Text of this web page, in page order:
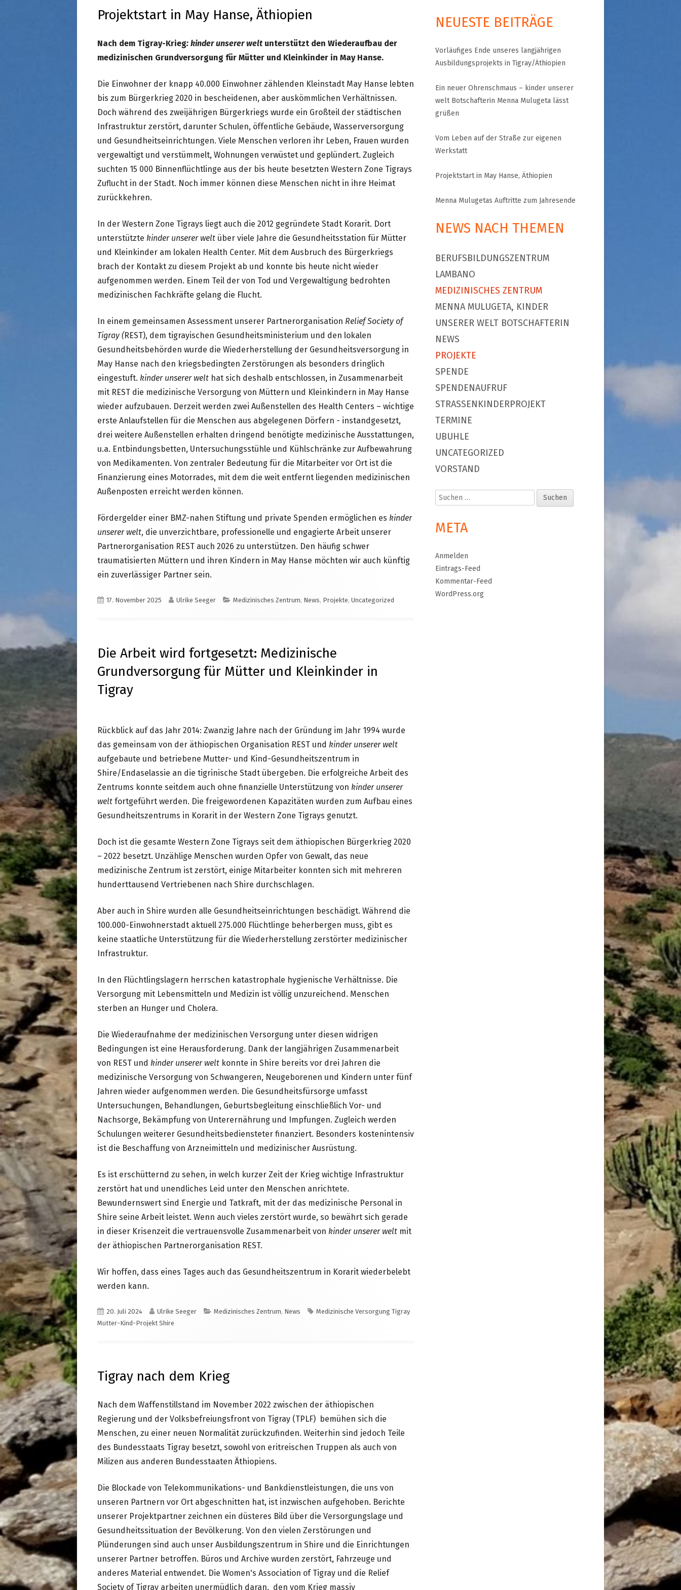
SO WURDE GEHOLFEN…SÜDAFRIKA — PFLEGEEINRICHTUNG FÜR
SÜDAFRIKA — SCHUL- UND
ABGESCHLOSSENE PROJEKTE
ÄTHIOPIEN – AUSBILDUNGSZENTRUM FÜR
MÜTTER IN NOT
MUTTER-KIND-KLINIK IN ENDASELASSIE
ÄTHIOPIEN — MEDIZINISCHE HILFE FÜR
MUTTER UND KIND
MEDIZINISCHE HILFE FÜR MÜTTER UND
KINDER – WIR BLEIBEN DRAN!
MENNA MULUGETA
SATZUNG UND LEITLINIEN
IMPRESSUM
DATENSCHUTZERKLÄRUNG
FOR CHILDREN IN MISERY
Projektstart in May Hanse, Äthiopien
Nach dem Tigray-Krieg: kinder unserer welt unterstützt den Wiederaufbau der
medizinischen Grundversorgung für Mütter und Kleinkinder in May Hanse.
Die Einwohner der knapp 40.000 Einwohner zählenden Kleinstadt May Hanse lebten
bis zum Bürgerkrieg 2020 in bescheidenen, aber auskömmlichen Verhältnissen.
Doch während des zweijährigen Bürgerkriegs wurde ein Großteil der städtischen
Infrastruktur zerstört, darunter Schulen, öffentliche Gebäude, Wasserversorgung
und Gesundheitseinrichtungen. Viele Menschen verloren ihr Leben, Frauen wurden
vergewaltigt und verstümmelt, Wohnungen verwüstet und geplündert. Zugleich
suchten 15 000 Binnenflüchtlinge aus der bis heute besetzten Western Zone Tigrays
Zuflucht in der Stadt. Noch immer können diese Menschen nicht in ihre Heimat
zurückkehren.
In der Western Zone Tigrays liegt auch die 2012 gegründete Stadt Korarit. Dort
unterstützte kinder unserer welt über viele Jahre die Gesundheitsstation für Mütter
und Kleinkinder am lokalen Health Center. Mit dem Ausbruch des Bürgerkriegs
brach der Kontakt zu diesem Projekt ab und konnte bis heute nicht wieder
aufgenommen werden. Einem Teil der von Tod und Vergewaltigung bedrohten
medizinischen Fachkräfte gelang die Flucht.
In einem gemeinsamen Assessment unserer Partnerorganisation Relief Society of
Tigray (REST), dem tigrayischen Gesundheitsministerium und den lokalen
Gesundheitsbehörden wurde die Wiederherstellung der Gesundheitsversorgung in
May Hanse nach den kriegsbedingten Zerstörungen als besonders dringlich
eingestuft. kinder unserer welt hat sich deshalb entschlossen, in Zusammenarbeit
mit REST die medizinische Versorgung von Müttern und Kleinkindern in May Hanse
wieder aufzubauen. Derzeit werden zwei Außenstellen des Health Centers – wichtige
erste Anlaufstellen für die Menschen aus abgelegenen Dörfern - instandgesetzt,
drei weitere Außenstellen erhalten dringend benötigte medizinische Ausstattungen,
u.a. Entbindungsbetten, Untersuchungsstühle und Kühlschränke zur Aufbewahrung
von Medikamenten. Von zentraler Bedeutung für die Mitarbeiter vor Ort ist die
Finanzierung eines Motorrades, mit dem die weit entfernt liegenden medizinischen
Außenposten erreicht werden können.
Fördergelder einer BMZ-nahen Stiftung und private Spenden ermöglichen es kinder
unserer welt, die unverzichtbare, professionelle und engagierte Arbeit unserer
Partnerorganisation REST auch 2026 zu unterstützen. Den häufig schwer
traumatisierten Müttern und ihren Kindern in May Hanse möchten wir auch künftig
ein zuverlässiger Partner sein.
Veröffentlicht
17. November 2025 Autor
Ulrike Seeger Kategorien
Medizinisches Zentrum, News, Projekte, Uncategorized
Die Arbeit wird fortgesetzt: Medizinische
Grundversorgung für Mütter und Kleinkinder in
Tigray
Rückblick auf das Jahr 2014: Zwanzig Jahre nach der Gründung im Jahr 1994 wurde
das gemeinsam von der äthiopischen Organisation REST und kinder unserer welt
aufgebaute und betriebene Mutter- und Kind-Gesundheitszentrum in
Shire/Endaselassie an die tigrinische Stadt übergeben. Die erfolgreiche Arbeit des
Zentrums konnte seitdem auch ohne finanzielle Unterstützung von kinder unserer
welt fortgeführt werden. Die freigewordenen Kapazitäten wurden zum Aufbau eines
Gesundheitszentrums in Korarit in der Western Zone Tigrays genutzt.
Doch ist die gesamte Western Zone Tigrays seit dem äthiopischen Bürgerkrieg 2020
– 2022 besetzt. Unzählige Menschen wurden Opfer von Gewalt, das neue
medizinische Zentrum ist zerstört, einige Mitarbeiter konnten sich mit mehreren
hunderttausend Vertriebenen nach Shire durchschlagen.
Aber auch in Shire wurden alle Gesundheitseinrichtungen beschädigt. Während die
100.000-Einwohnerstadt aktuell 275.000 Flüchtlinge beherbergen muss, gibt es
keine staatliche Unterstützung für die Wiederherstellung zerstörter medizinischer
Infrastruktur.
In den Flüchtlingslagern herrschen katastrophale hygienische Verhältnisse. Die
Versorgung mit Lebensmitteln und Medizin ist völlig unzureichend. Menschen
sterben an Hunger und Cholera.
Die Wiederaufnahme der medizinischen Versorgung unter diesen widrigen
Bedingungen ist eine Herausforderung. Dank der langjährigen Zusammenarbeit
von REST und kinder unserer welt konnte in Shire bereits vor drei Jahren die
medizinische Versorgung von Schwangeren, Neugeborenen und Kindern unter fünf
Jahren wieder aufgenommen werden. Die Gesundheitsfürsorge umfasst
Untersuchungen, Behandlungen, Geburtsbegleitung einschließlich Vor- und
Nachsorge, Bekämpfung von Unterernährung und Impfungen. Zugleich werden
Schulungen weiterer Gesundheitsbediensteter finanziert. Besonders kostenintensiv
ist die Beschaffung von Arzneimitteln und medizinischer Ausrüstung.
Es ist erschütternd zu sehen, in welch kurzer Zeit der Krieg wichtige Infrastruktur
zerstört hat und unendliches Leid unter den Menschen anrichtete.
Bewundernswert sind Energie und Tatkraft, mit der das medizinische Personal in
Shire seine Arbeit leistet. Wenn auch vieles zerstört wurde, so bewährt sich gerade
in dieser Krisenzeit die vertrauensvolle Zusammenarbeit von kinder unserer welt mit
der äthiopischen Partnerorganisation REST.
Wir hoffen, dass eines Tages auch das Gesundheitszentrum in Korarit wiederbelebt
werden kann.
Veröffentlicht
am
20. Juli 2024 Autor
Ulrike Seeger Kategorien
Medizinisches Zentrum, News Schlagwörter
Medizinische Versorgung Tigray
Mutter-Kind-Projekt Shire
Tigray nach dem Krieg
Nach dem Waffenstillstand im November 2022 zwischen der äthiopischen
Regierung und der Volksbefreiungsfront von Tigray (TPLF) bemühen sich die
Menschen, zu einer neuen Normalität zurückzufinden. Weiterhin sind jedoch Teile
des Bundesstaats Tigray besetzt, sowohl von eritreischen Truppen als auch von
Milizen aus anderen Bundesstaaten Äthiopiens.
Die Blockade von Telekommunikations- und Bankdienstleistungen, die uns von
unseren Partnern vor Ort abgeschnitten hat, ist inzwischen aufgehoben. Berichte
unserer Projektpartner zeichnen ein düsteres Bild über die Versorgungslage und
Gesundheitssituation der Bevölkerung. Von den vielen Zerstörungen und
Plünderungen sind auch unser Ausbildungszentrum in Shire und die Einrichtungen
unserer Partner betroffen. Büros und Archive wurden zerstört, Fahrzeuge und
anderes Material entwendet. Die Women's Association of Tigray und die Relief
Society of Tigray arbeiten unermüdlich daran, den vom Krieg massiv
NEUESTE BEITRÄGE
Vorläufiges Ende unseres langjährigen
Ausbildungsprojekts in Tigray/Äthiopien
Ein neuer Ohrenschmaus – kinder unserer
welt Botschafterin Menna Mulugeta lässt
grüßen
Vom Leben auf der Straße zur eigenen
Werkstatt
Projektstart in May Hanse, Äthiopien
Menna Mulugetas Auftritte zum Jahresende
NEWS NACH THEMEN
BERUFSBILDUNGSZENTRUM
LAMBANO
MEDIZINISCHES ZENTRUM
MENNA MULUGETA, KINDER
UNSERER WELT BOTSCHAFTERIN
NEWS
PROJEKTE
SPENDE
SPENDENAUFRUF
STRASSENKINDERPROJEKT
TERMINE
UBUHLE
UNCATEGORIZED
VORSTAND
Suchen
nach:
META
Anmelden
Eintrags-Feed
Kommentar-Feed
WordPress.org